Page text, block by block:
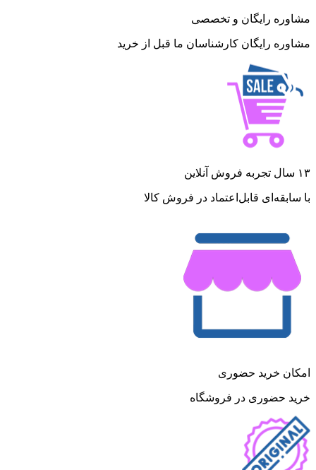
مشاوره رایگان و تخصصی
مشاوره رایگان کارشناسان ما قبل از خرید
۱۳ سال تجربه فروش آنلاین
با سابقه‌ای قابل‌اعتماد در فروش کالا
امکان خرید حضوری
خرید حضوری در فروشگاه